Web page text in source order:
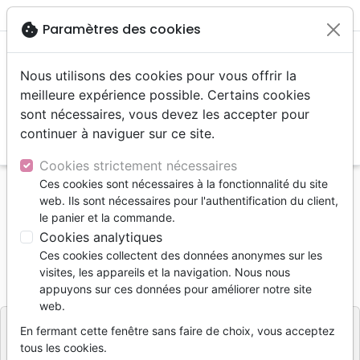
menu
Accueil Bibles
Bibles d'étude
Bible Esprit et Vie (cuir)
Bible Esprit et Vie (cuir)
Référence EIP014 EAN9780736107747
EditeurInspiration Publishing
cookie Paramètres des cookies
Nous utilisons des cookies pour vous offrir la
meilleure expérience possible. Certains cookies
sont nécessaires, vous devez les accepter pour
continuer à naviguer sur ce site.
Cookies strictement nécessaires
Ces cookies sont nécessaires à la fonctionnalité du site
web. Ils sont nécessaires pour l'authentification du client,
le panier et la commande.
Cookies analytiques
Ces cookies collectent des données anonymes sur les
visites, les appareils et la navigation. Nous nous
appuyons sur ces données pour améliorer notre site
web.
En fermant cette fenêtre sans faire de choix, vous acceptez
tous les cookies.